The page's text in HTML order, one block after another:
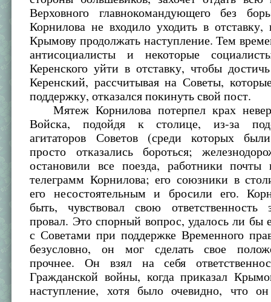
Верховного главнокомандующего без
Корнилова не входило уходить в
Крымову продолжать наступление. Тем
антисоциалисты и некоторые
Керенского уйти в отставку, чтобы
Керенский, рассчитывая на Советы,
поддержку, отказался покинуть свой пост.
Мятеж Корнилова потерпел крах
Войска, подойдя к столице, из-за
агитаторов Советов (среди которых
просто отказались бороться;
остановили все поезда, работники почты
телеграмм Корнилова; его союзники в
его несостоятельным и бросили его.
быть, чувствовал свою
провал. Это спорный вопрос, удалось ли бы
с Советами при поддержке Временного
безусловно, он мог сделать свое
прочнее. Он взял на себя
Гражданской войны, когда приказал
наступление, хотя было очевидно, что